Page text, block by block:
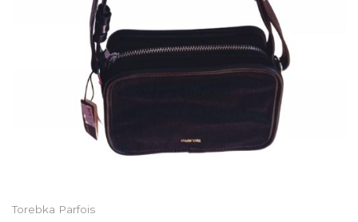
Torebka Parfois